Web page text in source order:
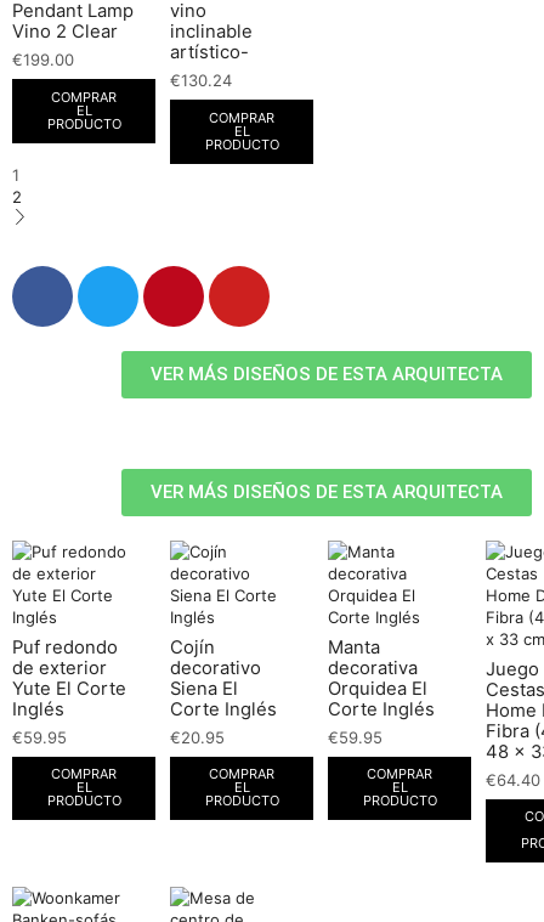
Pendant Lamp
Vino 2 Clear
€199.00
COMPRAR
EL
PRODUCTO
vino
inclinable
artístico-
€130.24
COMPRAR
EL
PRODUCTO
1
2
VER MÁS DISEÑOS DE ESTA ARQUITECTA
VER MÁS DISEÑOS DE ESTA ARQUITECTA
Puf redondo
de exterior
Yute El Corte
Inglés
€59.95
COMPRAR
EL
PRODUCTO
Cojín
decorativo
Siena El
Corte Inglés
€20.95
COMPRAR
EL
PRODUCTO
Manta
decorativa
Orquidea El
Corte Inglés
€59.95
COMPRAR
EL
PRODUCTO
Juego
Home
Fibra
48 x
€64.40